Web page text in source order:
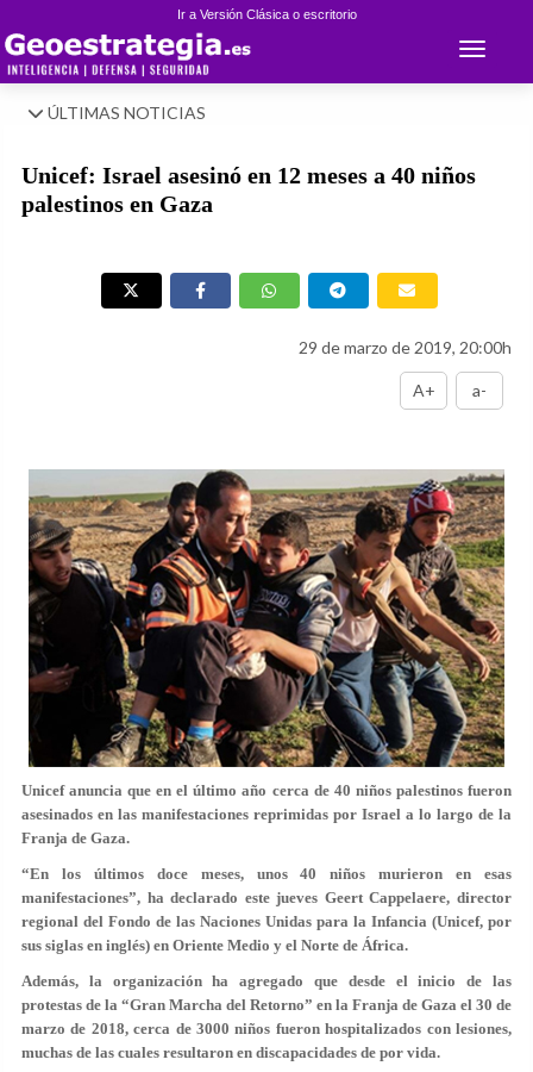
Ir a Versión Clásica o escritorio
Toggle
ÚLTIMAS NOTICIAS
Unicef: Israel asesinó en 12 meses a 40 niños
palestinos en Gaza
29 de marzo de 2019, 20:00h
A+ a-
Unicef anuncia que en el último año cerca de 40 niños palestinos fueron
asesinados en las manifestaciones reprimidas por Israel a lo largo de la
Franja de Gaza.
“En los últimos doce meses, unos 40 niños murieron en esas
manifestaciones”, ha declarado este jueves Geert Cappelaere, director
regional del Fondo de las Naciones Unidas para la Infancia (Unicef, por
sus siglas en inglés) en Oriente Medio y el Norte de África.
Además, la organización ha agregado que desde el inicio de las
protestas de la “Gran Marcha del Retorno” en la Franja de Gaza el 30 de
marzo de 2018, cerca de 3000 niños fueron hospitalizados con lesiones,
muchas de las cuales resultaron en discapacidades de por vida.